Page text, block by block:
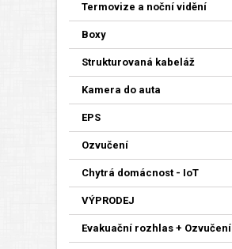
Termovize a noční vidění
Boxy
Strukturovaná kabeláž
Kamera do auta
EPS
Ozvučení
Chytrá domácnost - IoT
VÝPRODEJ
Evakuační rozhlas + Ozvučení